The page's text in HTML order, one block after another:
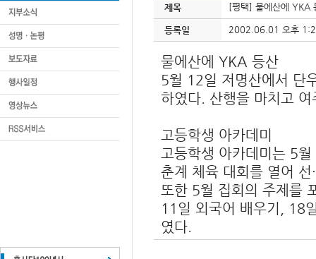
제목 [평택] 물에산에 YKA
등록일 2002.06.01 오후
물에산에 YKA 등산
5월 12일 저명산에서 단
하였다. 산행을 마치고
고등학생 아카데미
고등학생 아카데미는 5
춘계 체육 대회를 열어
또한 5월 집회의 주제를
11일 외국어 배우기, 18
였다.